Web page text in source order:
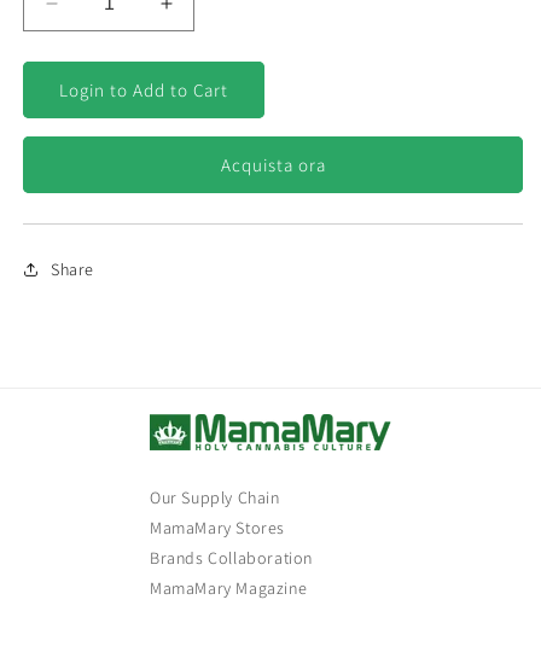
Diminuisci
quantità
per
Royal
Haze
Automatic
Aumenta
quantità
per
Royal
Haze
Automatic
Login to Add to Cart
Acquista ora
Share
Our Supply Chain
MamaMary Stores
Brands Collaboration
MamaMary Magazine